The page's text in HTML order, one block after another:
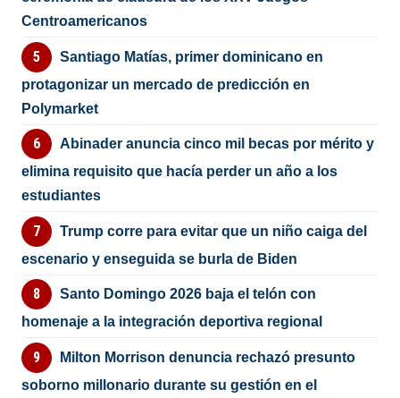
Centroamericanos
Santiago Matías, primer dominicano en
protagonizar un mercado de predicción en
Polymarket
Abinader anuncia cinco mil becas por mérito y
elimina requisito que hacía perder un año a los
estudiantes
Trump corre para evitar que un niño caiga del
escenario y enseguida se burla de Biden
Santo Domingo 2026 baja el telón con
homenaje a la integración deportiva regional
Milton Morrison denuncia rechazó presunto
soborno millonario durante su gestión en el